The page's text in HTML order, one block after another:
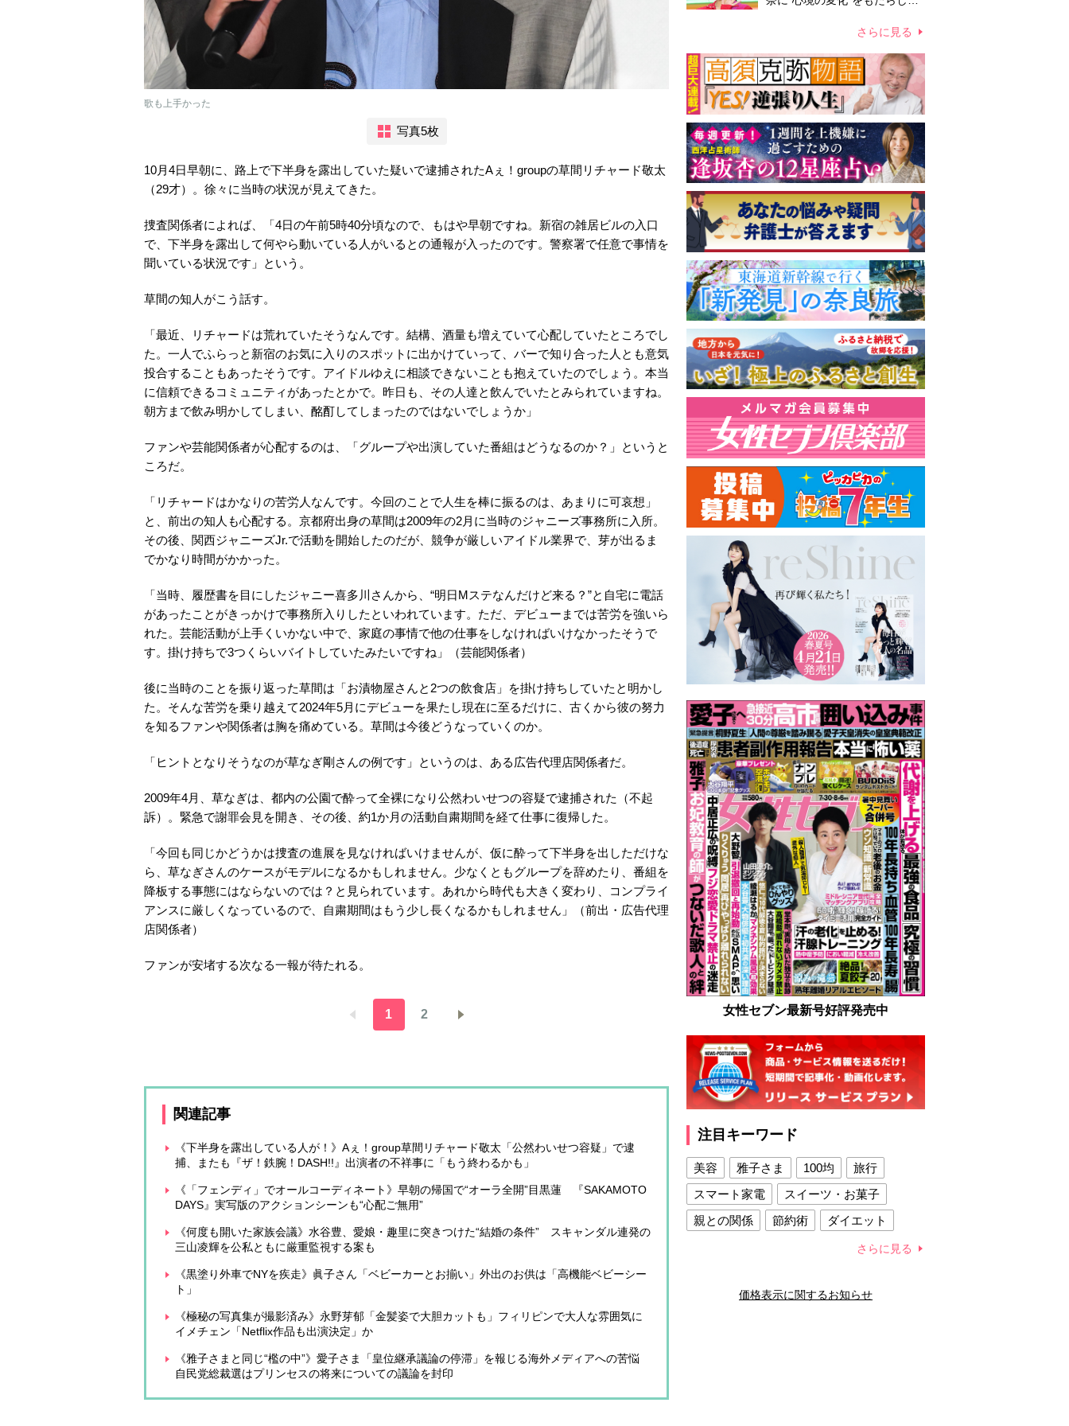
歌も上手かった
写真5枚
10月4日早朝に、路上で下半身を露出していた疑いで逮捕されたAぇ！groupの草間リチャード敬太
（29才）。徐々に当時の状況が見えてきた。
捜査関係者によれば、「4日の午前5時40分頃なので、もはや早朝ですね。新宿の雑居ビルの入口
で、下半身を露出して何やら動いている人がいるとの通報が入ったのです。警察署で任意で事情を
聞いている状況です」という。
草間の知人がこう話す。
「最近、リチャードは荒れていたそうなんです。結構、酒量も増えていて心配していたところでし
た。一人でふらっと新宿のお気に入りのスポットに出かけていって、バーで知り合った人とも意気
投合することもあったそうです。アイドルゆえに相談できないことも抱えていたのでしょう。本当
に信頼できるコミュニティがあったとかで。昨日も、その人達と飲んでいたとみられていますね。
朝方まで飲み明かしてしまい、酩酊してしまったのではないでしょうか」
ファンや芸能関係者が心配するのは、「グループや出演していた番組はどうなるのか？」というと
ころだ。
「リチャードはかなりの苦労人なんです。今回のことで人生を棒に振るのは、あまりに可哀想」
と、前出の知人も心配する。京都府出身の草間は2009年の2月に当時のジャニーズ事務所に入所。
その後、関西ジャニーズJr.で活動を開始したのだが、競争が厳しいアイドル業界で、芽が出るま
でかなり時間がかかった。
「当時、履歴書を目にしたジャニー喜多川さんから、“明日Mステなんだけど来る？”と自宅に電話
があったことがきっかけで事務所入りしたといわれています。ただ、デビューまでは苦労を強いら
れた。芸能活動が上手くいかない中で、家庭の事情で他の仕事をしなければいけなかったそうで
す。掛け持ちで3つくらいバイトしていたみたいですね」（芸能関係者）
後に当時のことを振り返った草間は「お漬物屋さんと2つの飲食店」を掛け持ちしていたと明かし
た。そんな苦労を乗り越えて2024年5月にデビューを果たし現在に至るだけに、古くから彼の努力
を知るファンや関係者は胸を痛めている。草間は今後どうなっていくのか。
「ヒントとなりそうなのが草なぎ剛さんの例です」というのは、ある広告代理店関係者だ。
2009年4月、草なぎは、都内の公園で酔って全裸になり公然わいせつの容疑で逮捕された（不起
訴）。緊急で謝罪会見を開き、その後、約1か月の活動自粛期間を経て仕事に復帰した。
「今回も同じかどうかは捜査の進展を見なければいけませんが、仮に酔って下半身を出しただけな
ら、草なぎさんのケースがモデルになるかもしれません。少なくともグループを辞めたり、番組を
降板する事態にはならないのでは？と見られています。あれから時代も大きく変わり、コンプライ
アンスに厳しくなっているので、自粛期間はもう少し長くなるかもしれません」（前出・広告代理
店関係者）
ファンが安堵する次なる一報が待たれる。
1 2
関連記事
《下半身を露出している人が！》Aぇ！group草間リチャード敬太「公然わいせつ容疑」で逮
捕、またも『ザ！鉄腕！DASH!!』出演者の不祥事に「もう終わるかも」
《「フェンディ」でオールコーディネート》早朝の帰国で“オーラ全開”目黒蓮 『SAKAMOTO
DAYS』実写版のアクションシーンも“心配ご無用”
《何度も開いた家族会議》水谷豊、愛娘・趣里に突きつけた“結婚の条件” スキャンダル連発の
三山凌輝を公私ともに厳重監視する案も
《黒塗り外車でNYを疾走》眞子さん「ベビーカーとお揃い」外出のお供は「高機能ベビーシー
ト」
《極秘の写真集が撮影済み》永野芽郁「金髪姿で大胆カットも」フィリピンで大人な雰囲気に
イメチェン「Netflix作品も出演決定」か
《雅子さまと同じ“檻の中”》愛子さま「皇位継承議論の停滞」を報じる海外メディアへの苦悩
自民党総裁選はプリンセスの将来についての議論を封印
って「がんに蝕まれる母」を演
さらに見る
女性セブン最新号好評発売中
注目キーワード
美容 雅子さま 100均
旅行
スマート家電
スイーツ・お菓子
親との関係
節約術
ダイエット
夫との関係
新津春子 どか食い
さらに見る
価格表示に関するお知らせ